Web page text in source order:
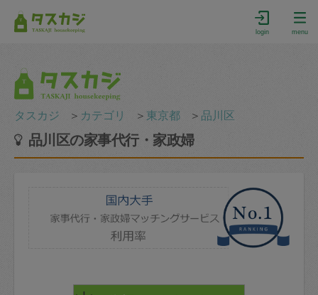
login menu
タスカジ ＞ カテゴリ ＞ 東京都 ＞ 品川区
品川区の家事代行・家政婦